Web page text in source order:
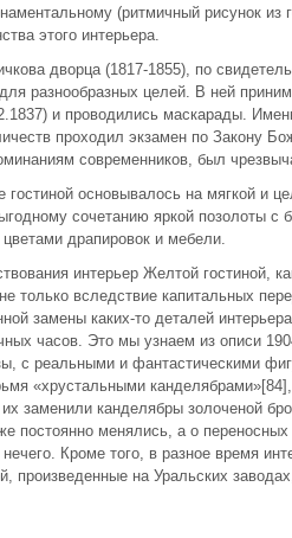
(ритмичный рисунок из
этого интерьера.
дворца (1817-1855), по
разнообразных целей. В ней
и проводились маскарады.
проходил экзамен по Закону
современников, был
гостиной основывалось на мягкой и
сочетанию яркой позолоты
драпировок и мебели.
интерьер Желтой гостиной,
только вследствие капитальных
замены каких-то деталей
часов. Это мы узнаем из описи
с реальными и фантастическими
«хрустальными
заменили канделябры золоченой
постоянно менялись, а о
Кроме того, в разное время
произведенные на Уральских